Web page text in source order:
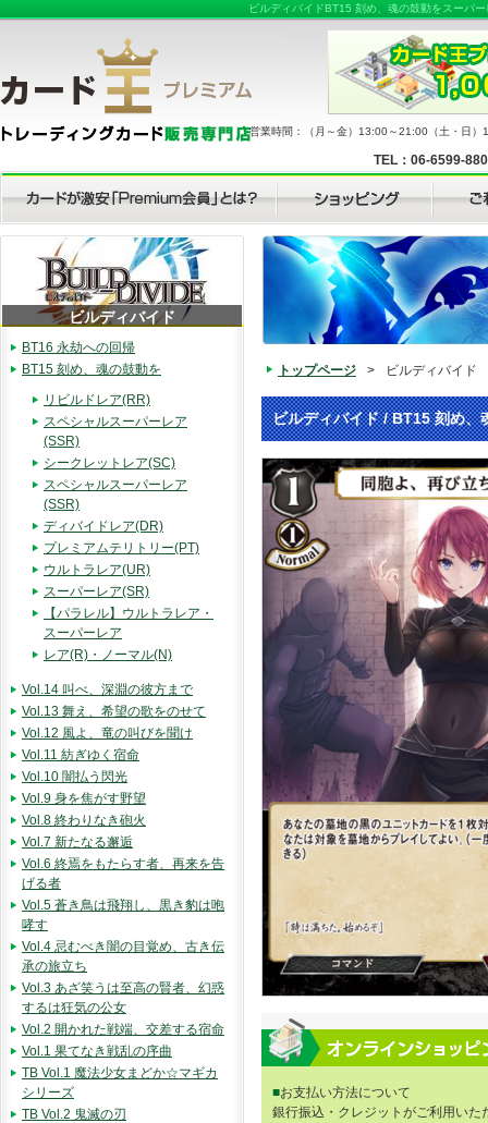
ビルディバイドBT15 刻め、魂の鼓動をスーパ
営業時間：（月～金）13:00～21:00（土・日
TEL：06-6599-
トップページ > ビルディバイド
ビルディバイド / BT15 刻め、
■お支払い方法について
銀行振込・クレジットがご利用いた
ビルディバイド
BT16 永劫への回帰
BT15 刻め、魂の鼓動を
リビルドレア(RR)
スペシャルスーパーレア
(SSR)
シークレットレア(SC)
スペシャルスーパーレア
(SSR)
ディバイドレア(DR)
プレミアムテリトリー(PT)
ウルトラレア(UR)
スーパーレア(SR)
【パラレル】ウルトラレア・
スーパーレア
レア(R)・ノーマル(N)
Vol.14 叫べ、深淵の彼方まで
Vol.13 舞え、希望の歌をのせて
Vol.12 風よ、竜の叫びを聞け
Vol.11 紡ぎゆく宿命
Vol.10 闇払う閃光
Vol.9 身を焦がす野望
Vol.8 終わりなき砲火
Vol.7 新たなる邂逅
Vol.6 終焉をもたらす者、再来を告
げる者
Vol.5 蒼き鳥は飛翔し、黒き豹は咆
哮す
Vol.4 忌むべき闇の目覚め、古き伝
承の旅立ち
Vol.3 あざ笑うは至高の賢者、幻惑
するは狂気の公女
Vol.2 開かれた戦端、交差する宿命
Vol.1 果てなき戦乱の序曲
TB Vol.1 魔法少女まどか☆マギカ
シリーズ
TB Vol.2 鬼滅の刃